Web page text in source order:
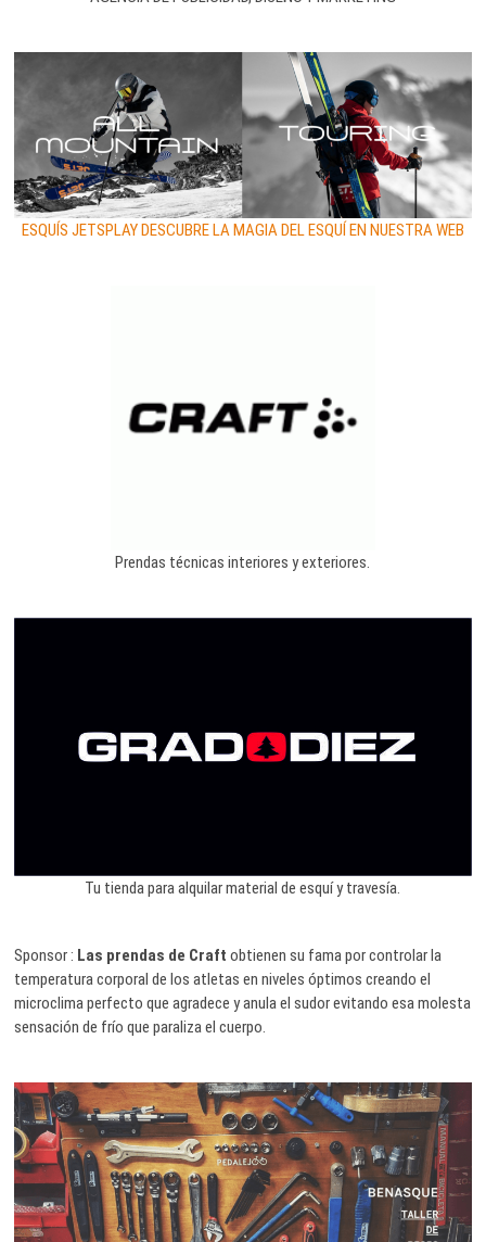
ESQUÍS JETSPLAY DESCUBRE LA MAGIA DEL ESQUÍ EN NUESTRA WEB
Prendas técnicas interiores y exteriores.
Tu tienda para alquilar material de esquí y travesía.
Sponsor : Las prendas de Craft obtienen su fama por controlar la
temperatura corporal de los atletas en niveles óptimos creando el
microclima perfecto que agradece y anula el sudor evitando esa molesta
sensación de frío que paraliza el cuerpo.